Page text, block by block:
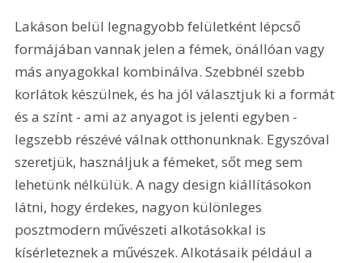
Lakáson belül legnagyobb felületként lépcső
formájában vannak jelen a fémek, önállóan vagy
más anyagokkal kombinálva. Szebbnél szebb
korlátok készülnek, és ha jól választjuk ki a formát
és a színt - ami az anyagot is jelenti egyben -
legszebb részévé válnak otthonunknak. Egyszóval
szeretjük, használjuk a fémeket, sőt meg sem
lehetünk nélkülük. A nagy design kiállításokon
látni, hogy érdekes, nagyon különleges
posztmodern művészeti alkotásokkal is
kísérleteznek a művészek. Alkotásaik például a